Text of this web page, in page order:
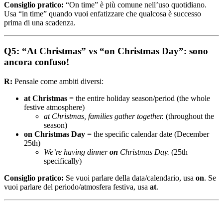
Consiglio pratico: “On time” è più comune nell’uso quotidiano.
Usa “in time” quando vuoi enfatizzare che qualcosa è successo
prima di una scadenza.
Q5: “At Christmas” vs “on Christmas Day”: sono
ancora confuso!
R: Pensale come ambiti diversi:
at Christmas = the entire holiday season/period (the whole
festive atmosphere)
at Christmas, families gather together. (throughout the
season)
on Christmas Day = the specific calendar date (December
25th)
We’re having dinneron Christmas Day. (25th
specifically)
Consiglio pratico: Se vuoi parlare della data/calendario, usa on. Se
vuoi parlare del periodo/atmosfera festiva, usa at.